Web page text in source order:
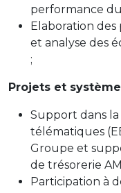
performance du
Elaboration des
et analyse des
;
Projets et
Support dans la
télématiques
Groupe et
de trésorerie
Participation à